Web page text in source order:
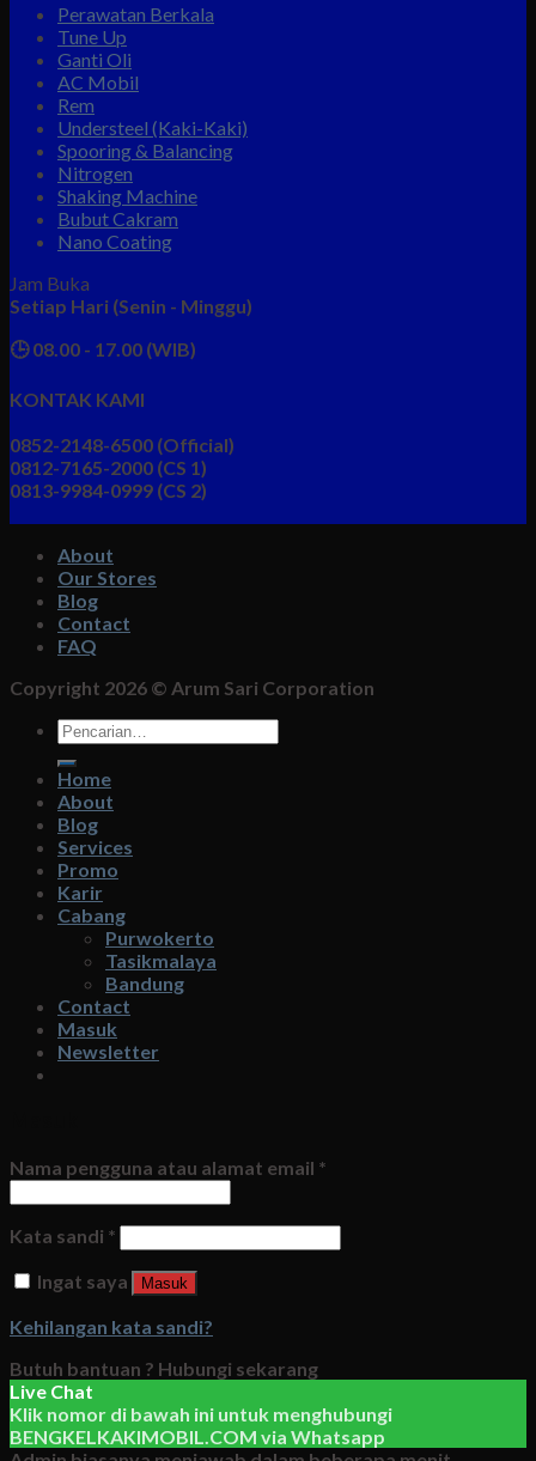
Perawatan Berkala
Tune Up
Ganti Oli
AC Mobil
Rem
Understeel (Kaki-Kaki)
Spooring & Balancing
Nitrogen
Shaking Machine
Bubut Cakram
Nano Coating
Jam Buka
Setiap Hari (Senin - Minggu)
🕒 08.00 - 17.00 (WIB)
KONTAK KAMI
0852-2148-6500 (Official)
0812-7165-2000 (CS 1)
0813-9984-0999 (CS 2)
About
Our Stores
Blog
Contact
FAQ
Copyright 2026 © Arum Sari Corporation
Pencarian
untuk:
Home
About
Blog
Services
Promo
Karir
Cabang
Purwokerto
Tasikmalaya
Bandung
Contact
Masuk
Newsletter
Nama pengguna atau alamat email *
Kata sandi *
Ingat saya
Masuk
Kehilangan kata sandi?
Butuh bantuan ? Hubungi sekarang
Live Chat
Klik nomor di bawah ini untuk menghubungi
BENGKELKAKIMOBIL.COM via Whatsapp